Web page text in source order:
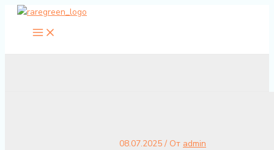
Перейти
содержимому
08.07.2025 / От admin